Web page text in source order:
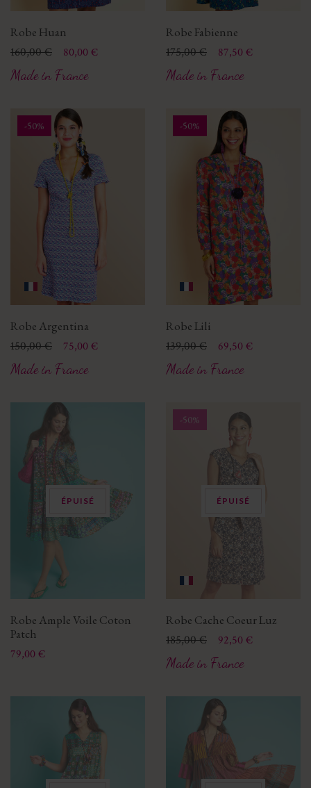
Robe Huan
Prix
Prix de base
160,00 € 80,00 €
Made in France
Robe Fabienne
Prix
Prix de base
175,00 € 87,50 €
Made in France
-50%
Robe Argentina
Prix
Prix de base
150,00 € 75,00 €
Made in France
-50%
Robe Lili
Prix
Prix de base
139,00 € 69,50 €
Made in France
ÉPUISÉ
Robe Ample Voile Coton
Patch
Prix
79,00 €
-50%
ÉPUISÉ
Robe Cache Coeur Luz
Prix
Prix de base
185,00 € 92,50 €
Made in France